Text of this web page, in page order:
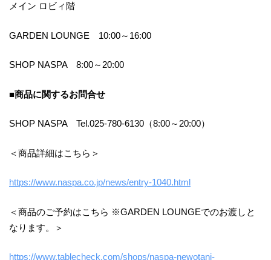
メイン ロビィ階
GARDEN LOUNGE 10:00～16:00
SHOP NASPA 8:00～20:00
■商品に関するお問合せ
SHOP NASPA Tel.025-780-6130（8:00～20:00）
＜商品詳細はこちら＞
https://www.naspa.co.jp/news/entry-1040.html
＜商品のご予約はこちら ※GARDEN LOUNGEでのお渡しと
なります。＞
https://www.tablecheck.com/shops/naspa-newotani-